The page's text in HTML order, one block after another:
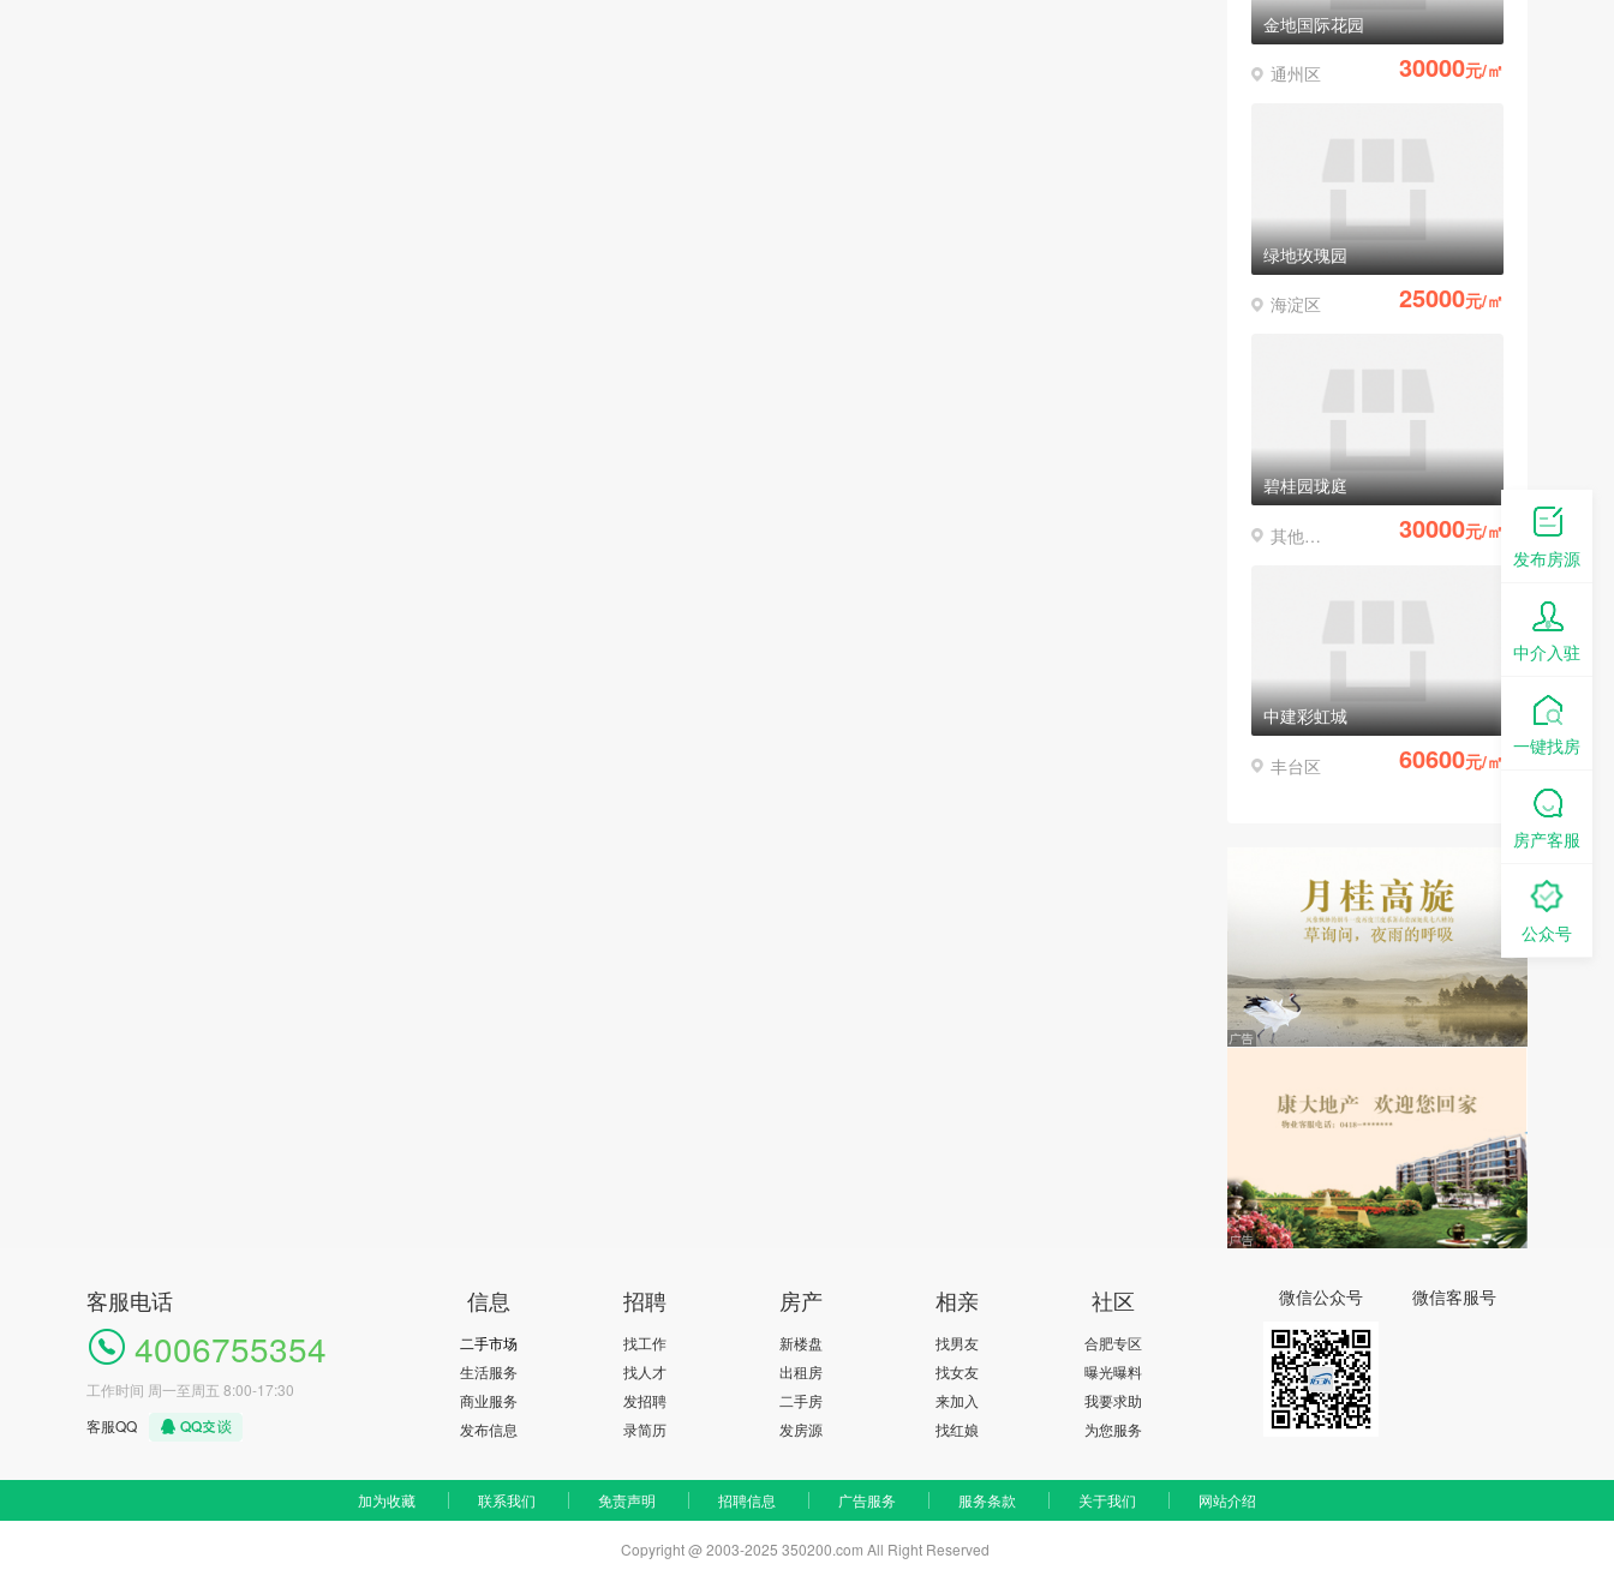
金地国际花园
通州区 30000元/㎡
绿地玫瑰园
海淀区 25000元/㎡
碧桂园珑庭
其他区县 30000元/㎡
中建彩虹城
丰台区 60600元/㎡
客服电话
4006755354
工作时间 周一至周五 8:00-17:30
客服QQ
信息
二手市场
生活服务
商业服务
发布信息
招聘
找工作
找人才
发招聘
录简历
房产
新楼盘
出租房
二手房
发房源
相亲
找男友
找女友
来加入
找红娘
社区
合肥专区
曝光曝料
我要求助
为您服务
微信公众号 微信客服号
加为收藏 联系我们 免责声明 招聘信息 广告服务 服务条款 关于我们 网站介绍
Copyright @ 2003-2025 350200.com All Right Reserved
发布房源
中介入驻
一键找房
房产客服
公众号